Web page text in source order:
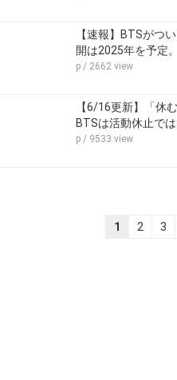
【速報】BTSがつ
開は2025年を予定。
p / 2662 view
【6/16更新】「休
BTSは活動休止では
p / 9533 view
1 2 3